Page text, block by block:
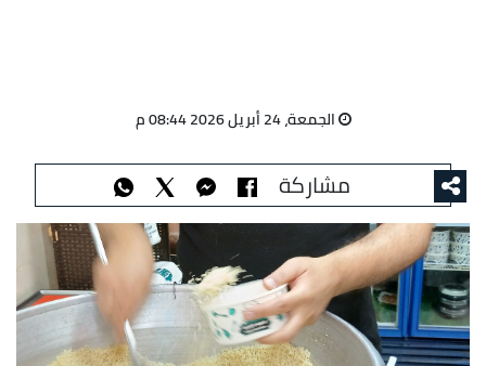
الجمعة، 24 أبريل 2026 08:44 م
مشاركة